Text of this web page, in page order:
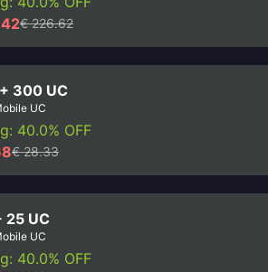
€ 226.62
300 UC
UC
40.0% OFF
€ 28.33
25 UC
UC
40.0% OFF